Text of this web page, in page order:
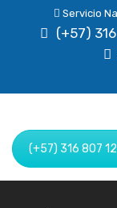
Servicio
(+57)
(+57) 316 807